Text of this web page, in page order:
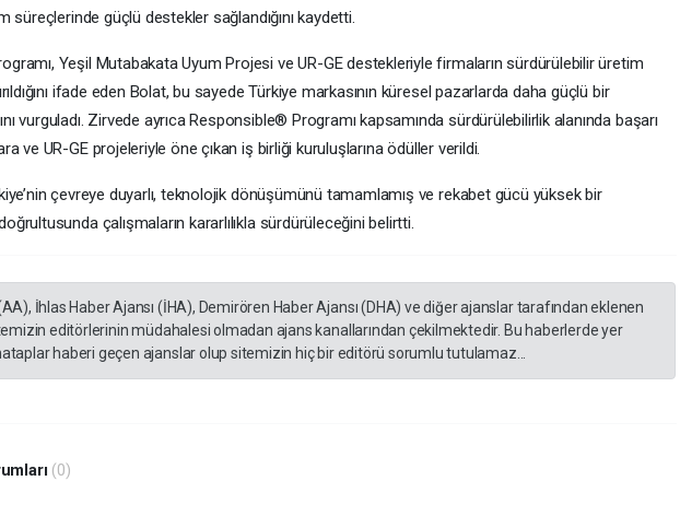
süreçlerinde güçlü destekler sağlandığını kaydetti.
Yeşil Mutabakata Uyum Projesi ve UR-GE destekleriyle firmaların sürdürülebilir üretim
ifade eden Bolat, bu sayede Türkiye markasının küresel pazarlarda daha güçlü bir
vurguladı. Zirvede ayrıca Responsible® Programı kapsamında sürdürülebilirlik alanında başarı
ve UR-GE projeleriyle öne çıkan iş birliği kuruluşlarına ödüller verildi.
çevreye duyarlı, teknolojik dönüşümünü tamamlamış ve rekabet gücü yüksek bir
çalışmaların kararlılıkla sürdürüleceğini belirtti.
İhlas Haber Ajansı (İHA), Demirören Haber Ajansı (DHA) ve diğer ajanslar tarafından eklenen
editörlerinin müdahalesi olmadan ajans kanallarından çekilmektedir. Bu haberlerde yer
haberi geçen ajanslar olup sitemizin hiç bir editörü sorumlu tutulamaz...
(0)